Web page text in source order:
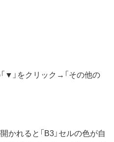
▼」をクリック→「その他の
かれると「B3」セルの色が自